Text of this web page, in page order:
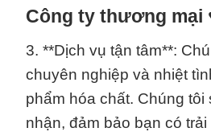
Công ty thương mại
3. **Dịch vụ tận tâm**:
chuyên nghiệp và nhiệt
phẩm hóa chất. Chúng
nhận, đảm bảo bạn có